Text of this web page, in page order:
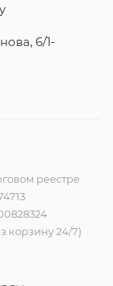
6/1-
реестре
корзину 24/7)